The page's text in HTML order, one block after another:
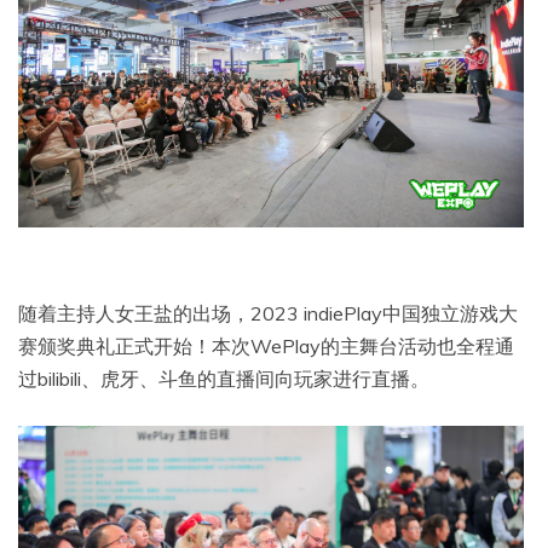
随着主持人女王盐的出场，2023 indiePlay中国独立游戏大
赛颁奖典礼正式开始！本次WePlay的主舞台活动也全程通
过bilibili、虎牙、斗鱼的直播间向玩家进行直播。